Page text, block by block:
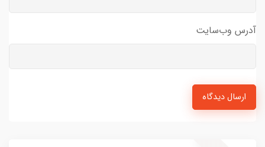
آدرس وب‌سایت
ارسال دیدگاه